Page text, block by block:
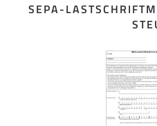
SEPA-